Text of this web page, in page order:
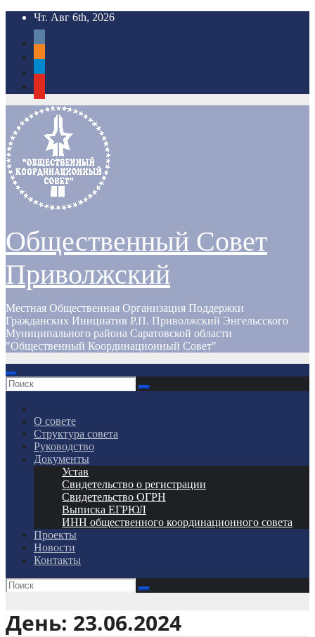
Перейти
содержимому
Чт. Авг 6th, 2026
Общественный Совет
Приволжский
Местная Общественная Организация Поддержки
Гражданских Инициатив Р.П. Приволжский Энгельсского
Муниципального района Саратовской области
"Общественный Координационный Совет"
О совете
Структура совета
Руководство
Документы
Устав
Свидетельство о регистрации
Свидетельство ОГРН
Выписка ЕГРЮЛ
ИНН общественного координационного совета
Проекты
Новости
Контакты
День: 23.06.2024